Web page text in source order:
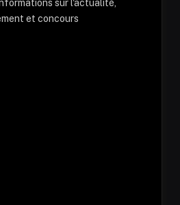
sur l'actualité,
et concours